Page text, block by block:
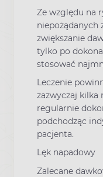
Ze względu na
niepożądanych
zwiększanie
tylko po
stosować
Leczenie
zazwyczaj kilka
regularnie
podchodząc
pacjenta.
Lęk napadowy
Zalecane